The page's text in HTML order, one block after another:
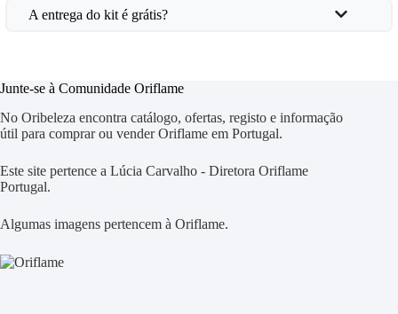
A entrega do kit é grátis?
Junte-se à Comunidade Oriflame
No Oribeleza encontra catálogo, ofertas, registo e informação
útil para comprar ou vender Oriflame em Portugal.
Este site pertence a Lúcia Carvalho - Diretora Oriflame
Portugal.
Algumas imagens pertencem à Oriflame.